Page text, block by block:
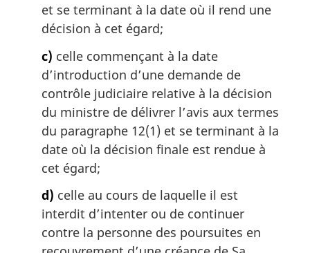
et se terminant à la date où il rend une
décision à cet égard;
c) celle commençant à la date
d’introduction d’une demande de
contrôle judiciaire relative à la décision
du ministre de délivrer l’avis aux termes
du paragraphe 12(1) et se terminant à la
date où la décision finale est rendue à
cet égard;
d) celle au cours de laquelle il est
interdit d’intenter ou de continuer
contre la personne des poursuites en